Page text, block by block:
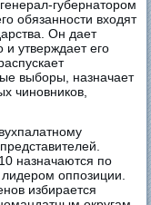
губернатором
обязанности входят
Он дает
и утверждает его
выборы, назначает
чиновников,
назначаются по
оппозиции.
избирается